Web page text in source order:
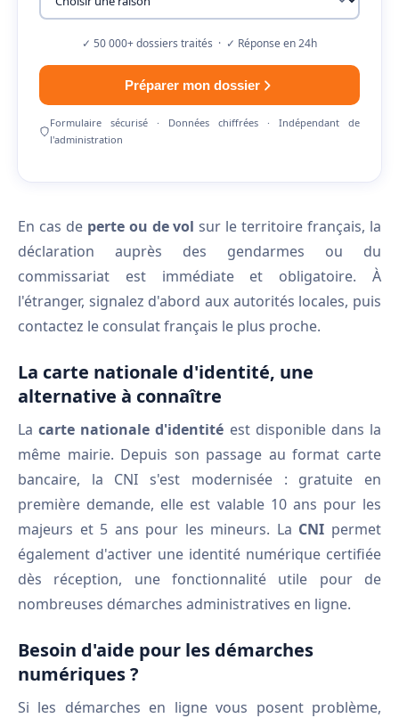
✓ 50 000+ dossiers traités · ✓ Réponse en 24h
Préparer mon dossier
Formulaire sécurisé · Données chiffrées · Indépendant de
l'administration
En cas de perte ou de vol sur le territoire français, la
déclaration auprès des gendarmes ou du
commissariat est immédiate et obligatoire. À
l'étranger, signalez d'abord aux autorités locales, puis
contactez le consulat français le plus proche.
La carte nationale d'identité, une
alternative à connaître
Lacarte nationale d'identité est disponible dans la
même mairie. Depuis son passage au format carte
bancaire, la CNI s'est modernisée : gratuite en
première demande, elle est valable 10 ans pour les
majeurs et 5 ans pour les mineurs. La CNI permet
également d'activer une identité numérique certifiée
dès réception, une fonctionnalité utile pour de
nombreuses démarches administratives en ligne.
Besoin d'aide pour les démarches
numériques ?
Si les démarches en ligne vous posent problème,